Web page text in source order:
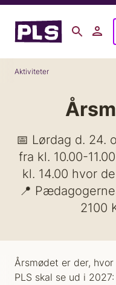
G
d
Aktiviteter
📅 Lørdag d. 24.
fra kl. 10.00-
kl. 14.00 hvor
📍
2100
Årsmødet er der,
PLS skal se ud i